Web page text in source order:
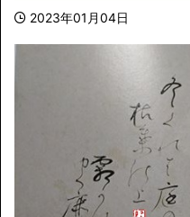
2023年01月04日